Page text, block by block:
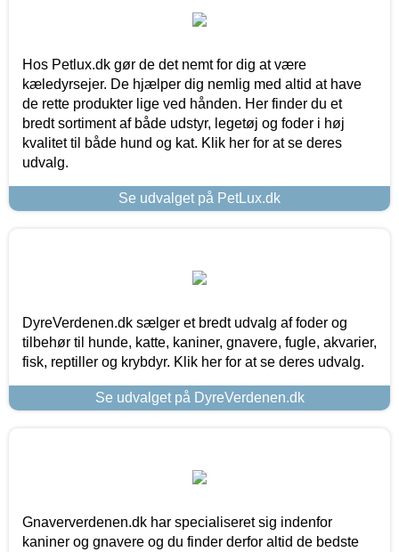
Hos Petlux.dk gør de det nemt for dig at være
kæledyrsejer. De hjælper dig nemlig med altid at have
de rette produkter lige ved hånden. Her finder du et
bredt sortiment af både udstyr, legetøj og foder i høj
kvalitet til både hund og kat. Klik her for at se deres
udvalg.
Se udvalget på PetLux.dk
DyreVerdenen.dk sælger et bredt udvalg af foder og
tilbehør til hunde, katte, kaniner, gnavere, fugle, akvarier,
fisk, reptiller og krybdyr. Klik her for at se deres udvalg.
Se udvalget på DyreVerdenen.dk
Gnaververdenen.dk har specialiseret sig indenfor
kaniner og gnavere og du finder derfor altid de bedste